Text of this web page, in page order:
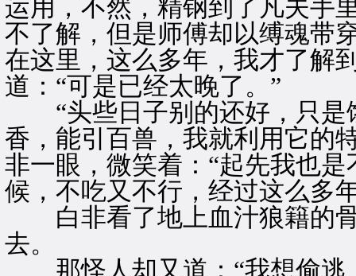
运用，不然，精钢到了凡夫手
不了解，但是师傅却以缚魂带
在这里，这么多年，我才了
道：“可是已经太晚了。”
“头些日子别的还好，只是
香，能引百兽，我就利用它的
非一眼，微笑着：“起先我也
候，不吃又不行，经过这么多
白非看了地上血汁狼籍的骨
去。
那怪人却又道：“我想偷逃